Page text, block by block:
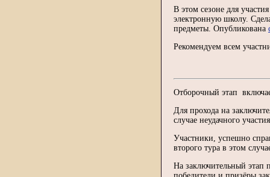
В этом сезоне для
электронную школу.
предметы. Опубликована
Рекомендуем всем
Отборочный этап
Для прохода на
случае неудачного
Участники, успешно
второго тура в этом
На заключительный этап